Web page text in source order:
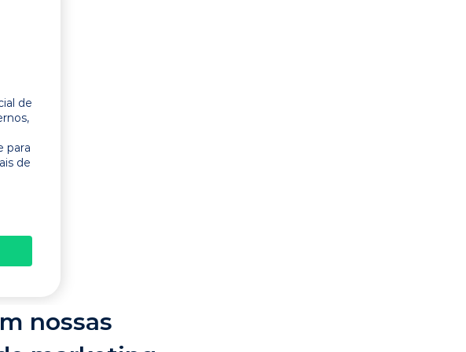
de
para
de
nossas